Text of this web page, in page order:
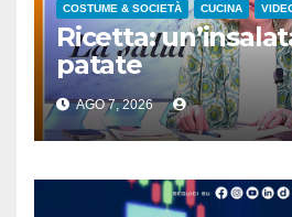
COSTUME & SOCIETÀ CUCINA
Ricetta:
patate
AGO 7, 2026